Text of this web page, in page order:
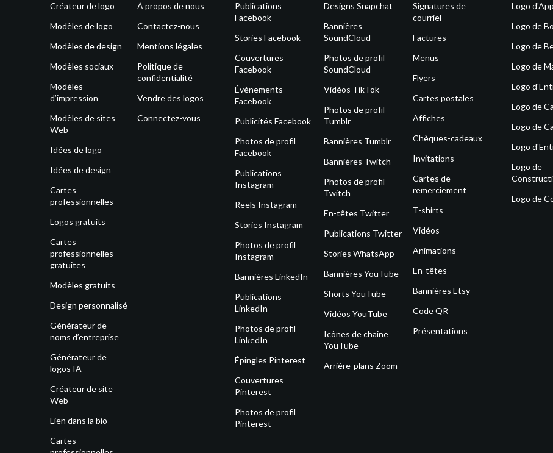
Créateur de logo
Modèles de logo
Modèles de design
Modèles sociaux
Modèles
d’impression
Modèles de sites
Web
Idées de logo
Idées de design
Cartes
professionnelles
Logos gratuits
Cartes
professionnelles
gratuites
Modèles gratuits
Design personnalisé
Générateur de
noms d’entreprise
Générateur de
logos IA
Créateur de site
Web
Lien dans la bio
Cartes
À propos de nous
Contactez-nous
Mentions légales
Politique de
confidentialité
Vendre des logos
Connectez-vous
Publications
Facebook
Stories Facebook
Couvertures
Facebook
Événements
Facebook
Publicités Facebook
Photos de profil
Facebook
Publications
Instagram
Reels Instagram
Stories Instagram
Photos de profil
Instagram
Bannières LinkedIn
Publications
LinkedIn
Photos de profil
LinkedIn
Épingles Pinterest
Couvertures
Pinterest
Photos de profil
Pinterest
Designs Snapchat
Bannières
SoundCloud
Photos de profil
SoundCloud
Vidéos TikTok
Photos de profil
Tumblr
Bannières Tumblr
Bannières Twitch
Photos de profil
Twitch
En-têtes Twitter
Publications Twitter
Stories WhatsApp
Bannières YouTube
Shorts YouTube
Vidéos YouTube
Icônes de chaîne
YouTube
Arrière-plans Zoom
Signatures de
courriel
Factures
Menus
Flyers
Cartes postales
Affiches
Chèques-cadeaux
Invitations
Cartes de
remerciement
T-shirts
Vidéos
Animations
En-têtes
Bannières Etsy
Code QR
Présentations
Logo
Logo de
Logo de
Logo de
Logo
Logo de
Logo de
Logo
Logo de
Logo de